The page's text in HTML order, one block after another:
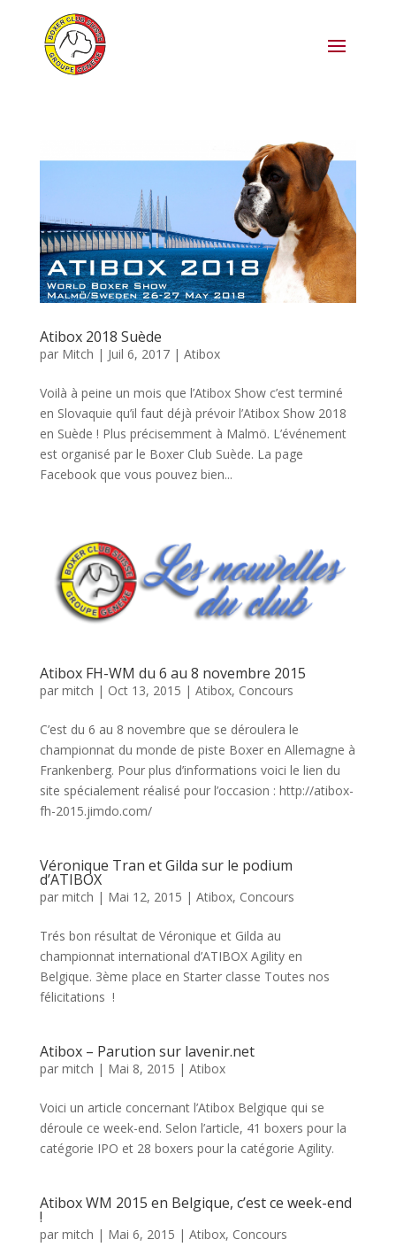
Atibox 2018 Suède
par Mitch | Juil 6, 2017| Atibox
Voilà à peine un mois que l’Atibox Show c’est terminé
en Slovaquie qu’il faut déjà prévoir l’Atibox Show 2018
en Suède ! Plus précisemment à Malmö. L’événement
est organisé par le Boxer Club Suède. La page
Facebook que vous pouvez bien...
Atibox FH-WM du 6 au 8 novembre 2015
par mitch | Oct 13, 2015 | Atibox, Concours
C’est du 6 au 8 novembre que se déroulera le
championnat du monde de piste Boxer en Allemagne à
Frankenberg. Pour plus d’informations voici le lien du
site spécialement réalisé pour l’occasion : http://atibox-
fh-2015.jimdo.com/
Véronique Tran et Gilda sur le podium
d’ATIBOX
par mitch | Mai 12, 2015 | Atibox, Concours
Trés bon résultat de Véronique et Gilda au
championnat international d’ATIBOX Agility en
Belgique. 3ème place en Starter classe Toutes nos
félicitations !
Atibox – Parution sur lavenir.net
par mitch | Mai 8, 2015 | Atibox
Voici un article concernant l’Atibox Belgique qui se
déroule ce week-end. Selon l’article, 41 boxers pour la
catégorie IPO et 28 boxers pour la catégorie Agility.
Atibox WM 2015 en Belgique, c’est ce week-end
!
par mitch | Mai 6, 2015 | Atibox, Concours